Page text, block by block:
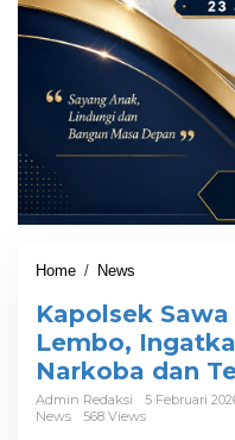
Home / News
p
o
s
k
Kapolsek Sawa
Lembo,
Narkoba dan
Admin Redaksi
5 Februari
News
568 Views